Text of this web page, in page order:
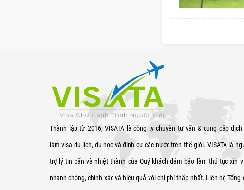
Thành lập từ 2016, VISATA là công ty chuyên tư vấn & cung cấp dịch
làm visa du lịch, du học và định cư các nước trên thế giới. VISATA là
trợ lý tin cẩn và nhiệt thành của Quý khách đảm bảo làm thủ tục xin
nhanh chóng, chính xác và hiệu quả với chi phí thấp nhất. Liên hệ Tổng